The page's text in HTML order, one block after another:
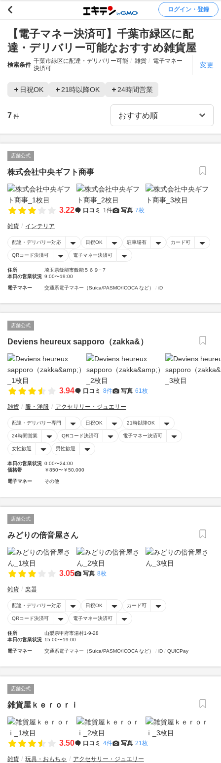
ログイン・登録
【電子マネー決済可】千葉市緑区に配
達・デリバリー可能なおすすめ雑貨屋
検索条件
千葉市緑区に配達・デリバリー可能 雑貨
電子マネー
決済可
変更
日祝OK 21時以降OK 24時間営業
7 件
店舗公式
株式会社中央ギフト商事
3.22 口コミ 1件 写真 7枚
雑貨 インテリア
配達・デリバリー対応 日祝OK 駐車場有 カード可
QRコード決済可 電子マネー決済可
住所
埼玉県飯能市飯能５６９−７
本日の営業状況 9:00〜19:00
電子マネー 交通系電子マネー（Suica/PASMO/ICOCA など） iD
店舗公式
Deviens heureux sapporo（zakka&）
3.94 口コミ 8件 写真 61枚
雑貨 服・洋服 アクセサリー・ジュエリー
配達・デリバリー専門 日祝OK 21時以降OK
24時間営業 QRコード決済可 電子マネー決済可
女性歓迎 男性歓迎
本日の営業状況 0:00〜24:00
価格帯
￥850〜￥50,000
電子マネー その他
店舗公式
みどりの倍音屋さん
3.05 写真 8枚
雑貨 楽器
配達・デリバリー対応 日祝OK カード可
QRコード決済可 電子マネー決済可
住所
山梨県甲府市湯村1-9-28
本日の営業状況 15:00〜19:00
電子マネー 交通系電子マネー（Suica/PASMO/ICOCA など） iD QUICPay
店舗公式
雑貨屋ｋｅｒｏｒｉ
3.50 口コミ 4件 写真 21枚
雑貨 玩具・おもちゃ アクセサリー・ジュエリー